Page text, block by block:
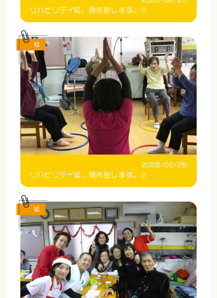
リハビリデイ結、閉所致します。③
2026/02/26
リハビリデイ結、閉所致します。②
結
結